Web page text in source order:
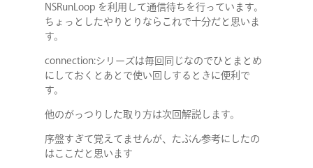
NSRunLoop を利用して通信待ちを行っています。
ちょっとしたやりとりならこれで十分だと思いま
す。
connection:シリーズは毎回同じなのでひとまとめ
にしておくとあとで使い回しするときに便利で
す。
他のがっつりした取り方は次回解説します。
序盤すぎて覚えてませんが、たぶん参考にしたの
はここだと思います